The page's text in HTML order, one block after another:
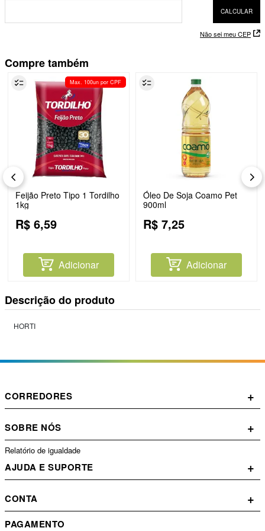
Não sei meu CEP
Compre também
Max. 100un por CPF
Feijão Preto Tipo 1 Tordilho
1kg
R$ 6,59
Adicionar
Óleo De Soja Coamo Pet
900ml
R$ 7,25
Adicionar
Descrição do produto
HORTI
CORREDORES +
SOBRE NÓS +
Relatório de igualdade
AJUDA E SUPORTE +
CONTA +
PAGAMENTO